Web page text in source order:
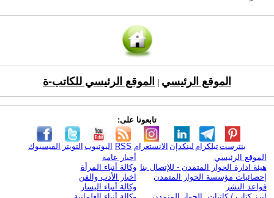
الموقع الرئيسي الموقع الرئيسي للكاتب-ة
تابعونا على:
الفيسبوك التويتر اليوتيوب RSS الانستغرام لينكدإن تيلكرامبنترست
الموقع الرئيسي
هيئة ادارة الحوار المتمدن - للإتصال بنا
إحصائيات مؤسسة الحوار المتمدن
قواعد النشر
أخبار عامة
وكالة أنباء المرأة
اخبار الأدب والفن
وكالة أنباء اليسار